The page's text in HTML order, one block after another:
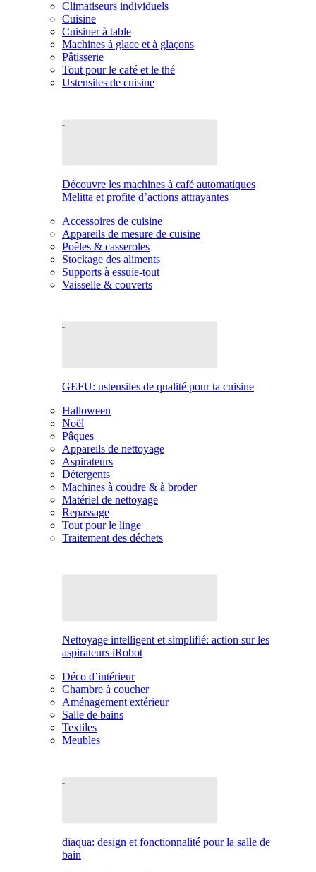
Climatiseurs individuels
Cuisine
Cuisiner à table
Machines à glace et à glaçons
Pâtisserie
Tout pour le café et le thé
Ustensiles de cuisine
Découvre les machines à café automatiques
Melitta et profite d’actions attrayantes
Accessoires de cuisine
Appareils de mesure de cuisine
Poêles & casseroles
Stockage des aliments
Supports à essuie-tout
Vaisselle & couverts
GEFU: ustensiles de qualité pour ta cuisine
Halloween
Noël
Pâques
Appareils de nettoyage
Aspirateurs
Détergents
Machines à coudre & à broder
Matériel de nettoyage
Repassage
Tout pour le linge
Traitement des déchets
Nettoyage intelligent et simplifié: action sur les
aspirateurs iRobot
Déco d’intérieur
Chambre à coucher
Aménagement extérieur
Salle de bains
Textiles
Meubles
diaqua: design et fonctionnalité pour la salle de
bain